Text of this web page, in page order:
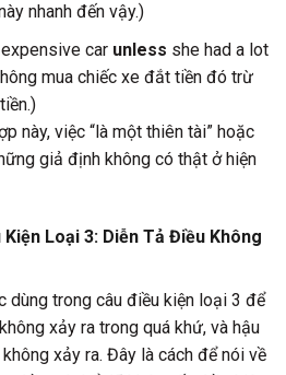
nhanh đến vậy.)
car unless she had a lot
mua chiếc xe đắt tiền đó trừ
này, việc “là một thiên tài” hoặc
giả định không có thật ở hiện
Loại 3: Diễn Tả Điều Không
dùng trong câu điều kiện loại 3 để
xảy ra trong quá khứ, và hậu
xảy ra. Đây là cách để nói về